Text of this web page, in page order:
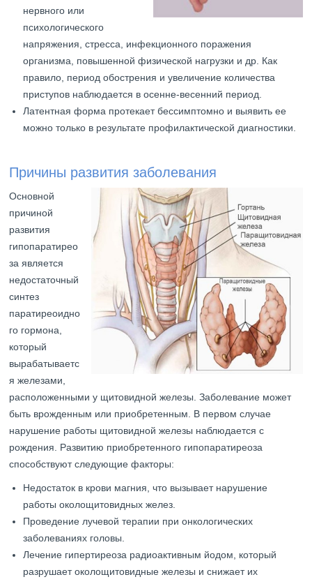
нервного или
психологического
напряжения, стресса, инфекционного поражения
организма, повышенной физической нагрузки и др. Как
правило, период обострения и увеличение количества
приступов наблюдается в осенне-весенний период.
Латентная форма протекает бессимптомно и выявить ее
можно только в результате профилактической диагностики.
Причины развития заболевания
Основной
причиной
развития
гипопаратирео
за является
недостаточный
синтез
паратиреоидно
го гормона,
который
вырабатываетс
я железами,
расположенными у щитовидной железы. Заболевание может
быть врожденным или приобретенным. В первом случае
нарушение работы щитовидной железы наблюдается с
рождения. Развитию приобретенного гипопаратиреоза
способствуют следующие факторы:
Недостаток в крови магния, что вызывает нарушение
работы околощитовидных желез.
Проведение лучевой терапии при онкологических
заболеваниях головы.
Лечение гипертиреоза радиоактивным йодом, который
разрушает околощитовидные железы и снижает их